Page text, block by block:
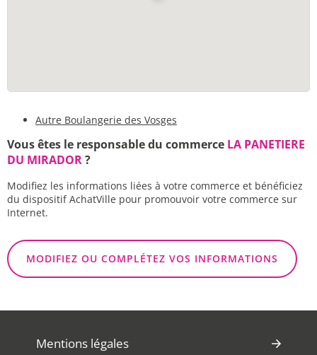
Autre Boulangerie des Vosges
Vous êtes le responsable du commerce LA PANETIERE
DU MIRADOR?
Modifiez les informations liées à votre commerce et bénéficiez
du dispositif AchatVille pour promouvoir votre commerce sur
Internet.
MODIFIEZ OU COMPLÉTEZ VOS INFORMATIONS
Mentions légales